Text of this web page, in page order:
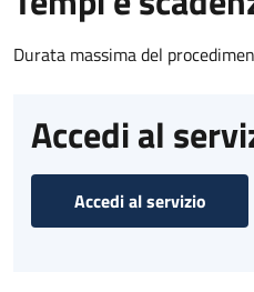
Durata massima del
Accedi al
Accedi al servizio